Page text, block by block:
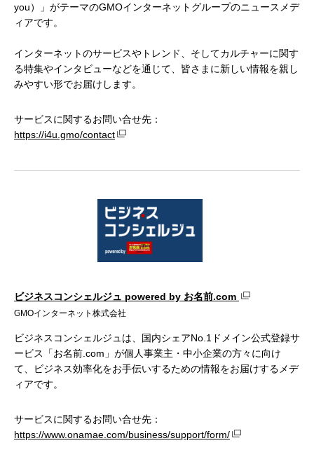
you）」がテーマのGMOインターネットグループのニュースメデ
ィアです。
インターネットのサービスやトレンド、そしてカルチャーに関す
る特集やインタビューなどを通じて、皆さまに新しい情報を親し
みやすい形でお届けします。
サービスに関するお問い合せ先：
https://i4u.gmo/contact
ビジネスコンシェルジュ powered by お名前.com
GMOインターネット株式会社
ビジネスコンシェルジュは、国内シェアNo.1ドメイン公式登録サ
ービス「お名前.com」が個人事業主・中小企業の方々に向け
て、ビジネス効率化をお手伝いするための情報をお届けするメデ
ィアです。
サービスに関するお問い合せ先：
https://www.onamae.com/business/support/form/